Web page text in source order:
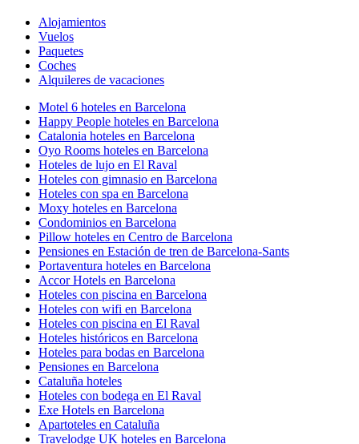
Alojamientos
Vuelos
Paquetes
Coches
Alquileres de vacaciones
Motel 6 hoteles en Barcelona
Happy People hoteles en Barcelona
Catalonia hoteles en Barcelona
Oyo Rooms hoteles en Barcelona
Hoteles de lujo en El Raval
Hoteles con gimnasio en Barcelona
Hoteles con spa en Barcelona
Moxy hoteles en Barcelona
Condominios en Barcelona
Pillow hoteles en Centro de Barcelona
Pensiones en Estación de tren de Barcelona-Sants
Portaventura hoteles en Barcelona
Accor Hotels en Barcelona
Hoteles con piscina en Barcelona
Hoteles con wifi en Barcelona
Hoteles con piscina en El Raval
Hoteles históricos en Barcelona
Hoteles para bodas en Barcelona
Pensiones en Barcelona
Cataluña hoteles
Hoteles con bodega en El Raval
Exe Hotels en Barcelona
Apartoteles en Cataluña
Travelodge UK hoteles en Barcelona